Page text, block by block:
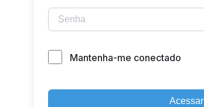
Mantenha-me conectado
Acessar